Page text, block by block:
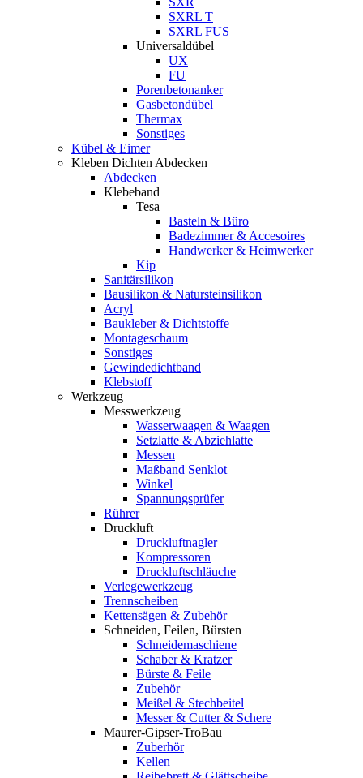
SXRL T
SXRL FUS
Universaldübel
UX
FU
Porenbetonanker
Gasbetondübel
Thermax
Sonstiges
Kübel & Eimer
Kleben Dichten Abdecken
Abdecken
Klebeband
Tesa
Basteln & Büro
Badezimmer & Accesoires
Handwerker & Heimwerker
Kip
Sanitärsilikon
Bausilikon & Natursteinsilikon
Acryl
Baukleber & Dichtstoffe
Montageschaum
Sonstiges
Gewindedichtband
Klebstoff
Werkzeug
Messwerkzeug
Wasserwaagen & Waagen
Setzlatte & Abziehlatte
Messen
Maßband Senklot
Winkel
Spannungsprüfer
Rührer
Druckluft
Druckluftnagler
Kompressoren
Druckluftschläuche
Verlegewerkzeug
Trennscheiben
Kettensägen & Zubehör
Schneiden, Feilen, Bürsten
Schneidemaschiene
Schaber & Kratzer
Bürste & Feile
Zubehör
Meißel & Stechbeitel
Messer & Cutter & Schere
Maurer-Gipser-TroBau
Zuberhör
Kellen